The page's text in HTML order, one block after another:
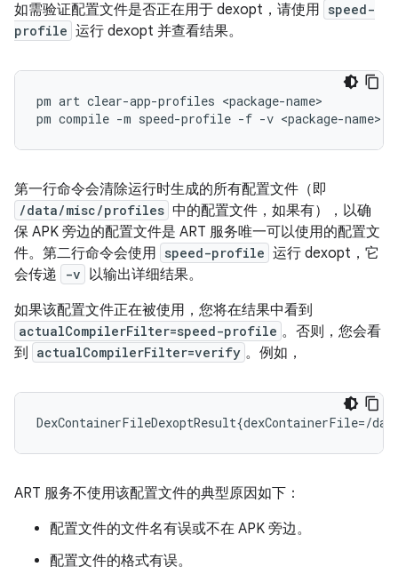
如需验证配置文件是否正在用于 dexopt，请使用 speed-
profile 运行 dexopt 并查看结果。
pm art clear-app-profiles <package-name>
pm compile -m speed-profile -f -v
第一行命令会清除运行时生成的所有配置文件（即
/data/misc/profiles 中的配置文件，如果有），以确
保 APK 旁边的配置文件是 ART 服务唯一可以使用的配置文
件。第二行命令会使用 speed-profile 运行 dexopt，它
会传递
-v 以输出详细结果。
如果该配置文件正在被使用，您将在结果中看到
actualCompilerFilter=speed-profile 。否则，您会看
到
actualCompilerFilter=verify 。例如，
ART 服务不使用该配置文件的典型原因如下：
配置文件的文件名有误或不在 APK 旁边。
配置文件的格式有误。